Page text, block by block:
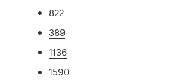
822
389
1136
1590